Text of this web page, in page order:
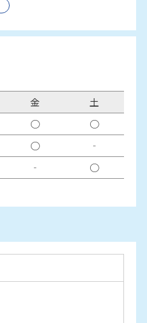
金 土
○ ○
○ ‐
‐ ○